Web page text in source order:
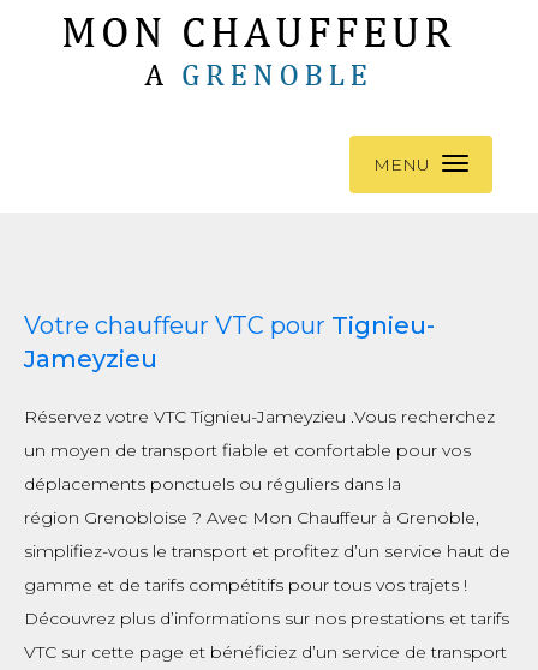
MENU
Votre chauffeur VTC pour Tignieu-
Jameyzieu
Réservez votre VTC Tignieu-Jameyzieu .Vous recherchez
un moyen de transport fiable et confortable pour vos
déplacements ponctuels ou réguliers dans la
région Grenobloise ? Avec Mon Chauffeur à Grenoble,
simplifiez-vous le transport et profitez d’un service haut de
gamme et de tarifs compétitifs pour tous vos trajets !
Découvrez plus d’informations sur nos prestations et tarifs
VTC sur cette page et bénéficiez d’un service de transport